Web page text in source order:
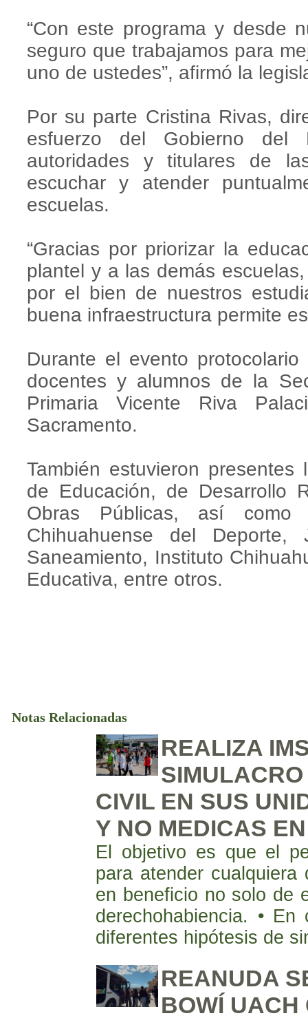
“Con este programa y desde
seguro que trabajamos para
uno de ustedes”, afirmó la
Por su parte Cristina Rivas,
esfuerzo del Gobierno
autoridades y titulares de
escuchar y atender
escuelas.
“Gracias por priorizar la
plantel y a las demás
por el bien de nuestros
buena infraestructura permite
Durante el evento
docentes y alumnos de la
Primaria Vicente Riva
Sacramento.
También estuvieron
de Educación, de Desarrollo
Obras Públicas, así
Chihuahuense del
Saneamiento, Instituto
Educativa, entre otros.
Notas Relacionadas
REALIZA
CIVIL EN SUS
Y NO MEDICAS
El objetivo es que el
para atender
en beneficio no solo de
derechohabiencia. •
diferentes hipótesis de
REANUDA
BOWÍ UACH